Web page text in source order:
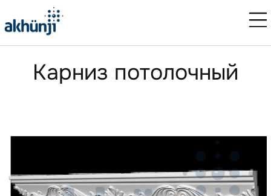
Карниз потолочный